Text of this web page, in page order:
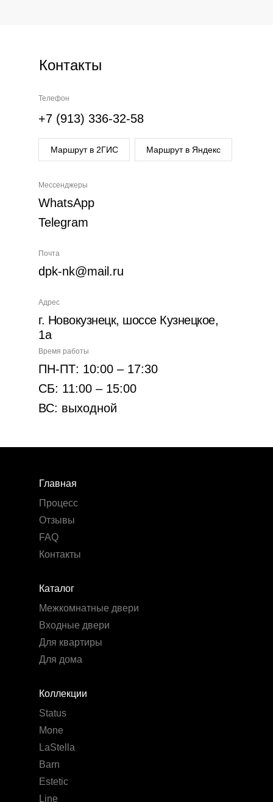
Контакты
Мессенджеры
WhatsApp
Telegram
Телефон
+7 (913) 336-32-58
Почта
dpk-nk@mail.ru
Время работы
ПН-ПТ: 10:00 – 17:30
СБ: 11:00 – 15:00
ВС: выходной
Адрес
г. Новокузнецк, шоссе Кузнецкое,
1а
Маршрут в 2ГИС Маршрут в Яндекс
Коллекции
Status
Mone
LaStella
Barn
Estetic
Line
Каталог
Межкомнатные двери
Входные двери
Для квартиры
Для дома
Главная
Процесс
Отзывы
FAQ
Контакты